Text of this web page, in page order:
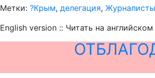
Метки: ?Крым, делегация, Журналисты
English version :: Читать на английском